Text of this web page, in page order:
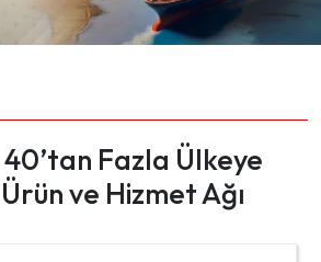
Fazla Ülkeye
ve Hizmet Ağı